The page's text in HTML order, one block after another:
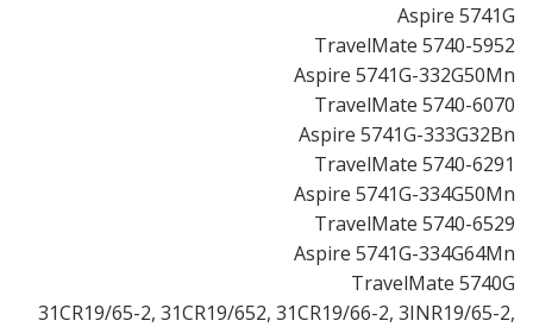
Aspire 5741G
TravelMate 5740-5952
Aspire 5741G-332G50Mn
TravelMate 5740-6070
Aspire 5741G-333G32Bn
TravelMate 5740-6291
Aspire 5741G-334G50Mn
TravelMate 5740-6529
Aspire 5741G-334G64Mn
TravelMate 5740G
31CR19/65-2, 31CR19/652, 31CR19/66-2, 3INR19/65-2,